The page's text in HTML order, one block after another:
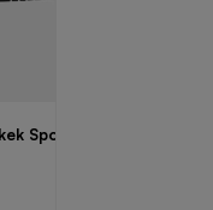
Spor Ayakkabı